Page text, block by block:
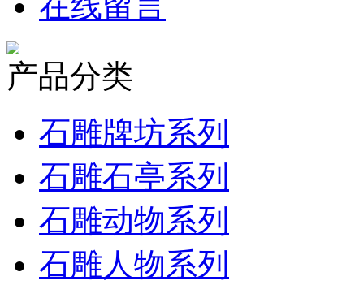
产品分类
石雕牌坊系列
石雕石亭系列
石雕动物系列
石雕人物系列